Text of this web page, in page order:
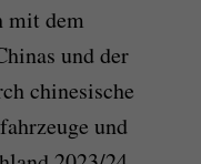
mit dem
und der
chinesische
und